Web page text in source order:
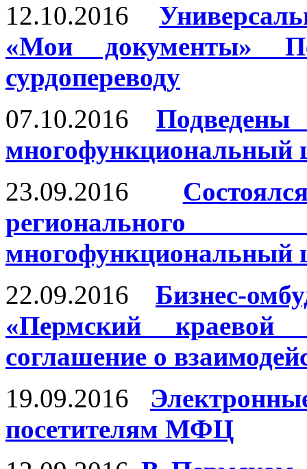
12.10.2016
«Мои документы»
сурдопереводу
07.10.2016
многофункциональный
23.09.2016
многофункциональный
22.09.2016
Бизнес-
«Пермский
соглашение о
19.09.2016
посетителям МФЦ